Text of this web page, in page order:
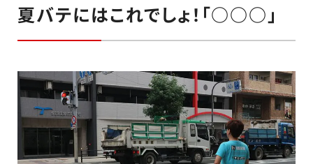
夏バテにはこれでしょ！「○○○」